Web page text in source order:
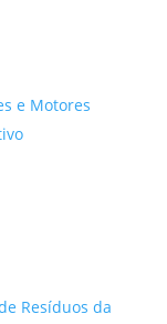
e Motores
Resíduos da